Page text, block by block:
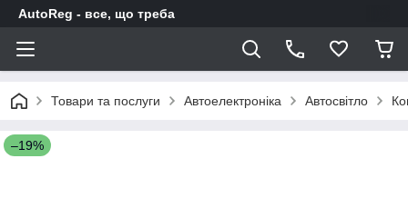
AutoReg - все, що треба
Товари та послуги Автоелектроніка Автосвітло
–19%